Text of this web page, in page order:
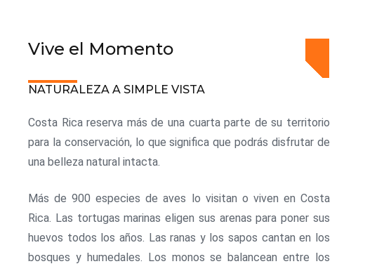
Vive el Momento
NATURALEZA A SIMPLE VISTA
Costa Rica reserva más de una cuarta parte de su territorio
para la conservación, lo que significa que podrás disfrutar de
una belleza natural intacta.
Más de 900 especies de aves lo visitan o viven en Costa
Rica. Las tortugas marinas eligen sus arenas para poner sus
huevos todos los años. Las ranas y los sapos cantan en los
bosques y humedales. Los monos se balancean entre los